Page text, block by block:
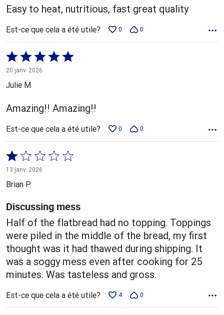
Easy to heat, nutritious, fast great quality
Est-ce que cela a été utile? 0 0
Coté
5 sur
5
20 janv. 2026
Julie M
Amazing!! Amazing!!
Est-ce que cela a été utile? 0 0
Coté
1 sur
5
13 janv. 2026
Brian P.
Discussing mess
Half of the flatbread had no topping. Toppings
were piled in the middle of the bread, my first
thought was it had thawed during shipping. It
was a soggy mess even after cooking for 25
minutes. Was tasteless and gross.
Est-ce que cela a été utile? 4 0